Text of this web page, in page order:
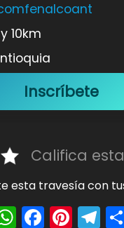
10km
Inscríbete
Califica
esta travesía con
W F Pi T